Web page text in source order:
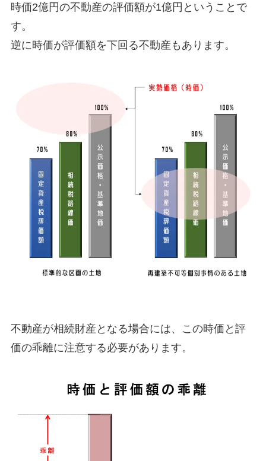
その他訴
訟
〇
時価2億円の不動産の評価額が1億円ということで
す。
逆に時価が評価額を下回る不動産もあります。
不動産が相続財産となる場合には、この時価と評
価の乖離に注意する必要があります。